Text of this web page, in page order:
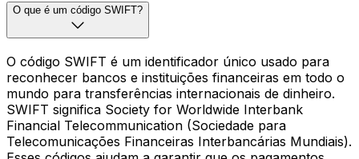
O que é um código SWIFT?
O código SWIFT é um identificador único usado para
reconhecer bancos e instituições financeiras em todo o
mundo para transferências internacionais de dinheiro.
SWIFT significa Society for Worldwide Interbank
Financial Telecommunication (Sociedade para
Telecomunicações Financeiras Interbancárias Mundiais).